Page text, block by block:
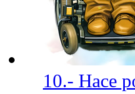
10.- Hace